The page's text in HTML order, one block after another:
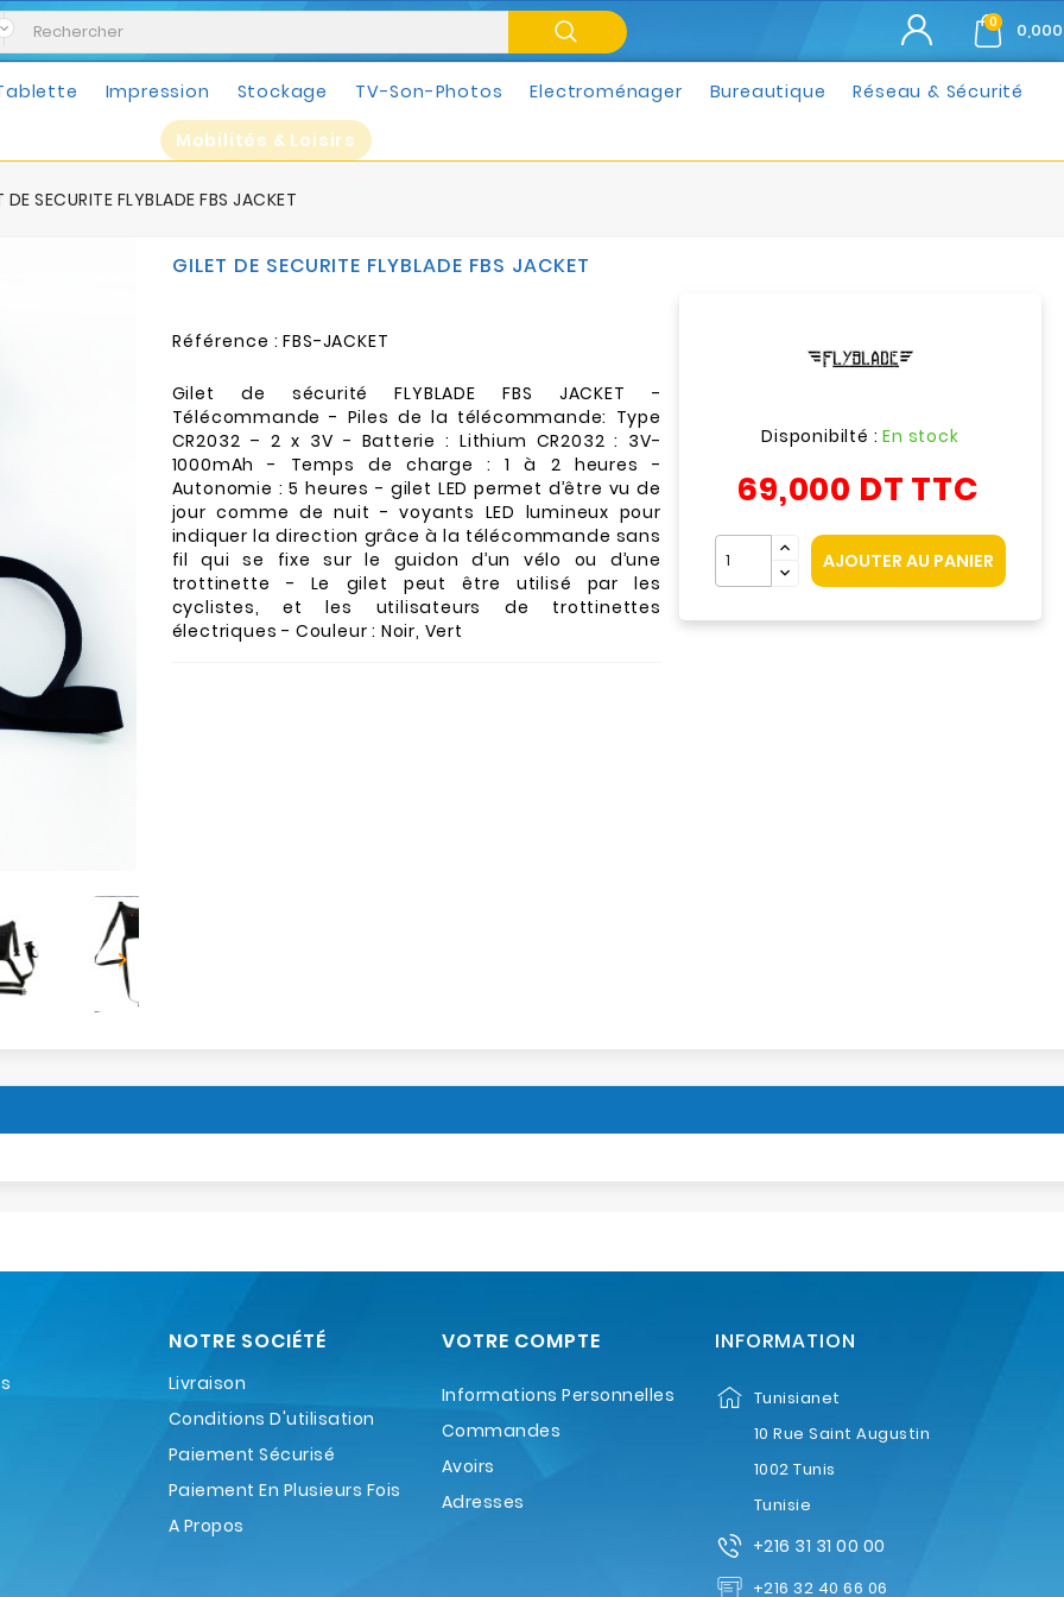
0
Impression Stockage TV-Son-Photos Electroménager Bureautique Réseau & Sécurité
Mobilités & Loisirs
DE SECURITE FLYBLADE FBS JACKET

GILET DE SECURITE FLYBLADE FBS JACKET
Référence : FBS-JACKET
Gilet de sécurité FLYBLADE FBS JACKET -
Télécommande - Piles de la télécommande: Type
CR2032 – 2 x 3V - Batterie : Lithium CR2032 : 3V-
1000mAh - Temps de charge : 1 à 2 heures -
Autonomie : 5 heures - gilet LED permet d’être vu de
jour comme de nuit - voyants LED lumineux pour
indiquer la direction grâce à la télécommande sans
fil qui se fixe sur le guidon d’un vélo ou d’une
trottinette - Le gilet peut être utilisé par les
cyclistes, et les utilisateurs de trottinettes
électriques - Couleur : Noir, Vert
Disponibilté :En stock
69,000 DT TTC
AJOUTER AU PANIER
NOTRE SOCIÉTÉ
Livraison
Conditions D'utilisation
Paiement Sécurisé
Paiement En Plusieurs Fois
A Propos
VOTRE COMPTE
Informations Personnelles
Commandes
Avoirs
Adresses
INFORMATION
Tunisianet
10 Rue Saint Augustin
1002 Tunis
Tunisie
+216 31 31 00 00
+216 32 40 66 06